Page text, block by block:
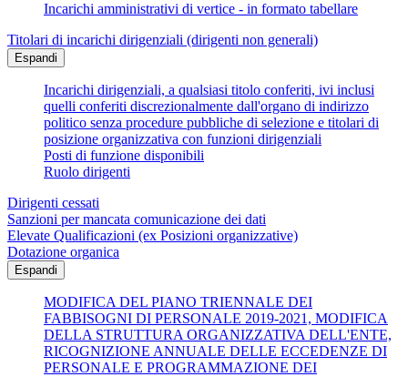
Incarichi amministrativi di vertice - in formato tabellare
Titolari di incarichi dirigenziali (dirigenti non generali)
Espandi
Incarichi dirigenziali, a qualsiasi titolo conferiti, ivi inclusi
quelli conferiti discrezionalmente dall'organo di indirizzo
politico senza procedure pubbliche di selezione e titolari di
posizione organizzativa con funzioni dirigenziali
Posti di funzione disponibili
Ruolo dirigenti
Dirigenti cessati
Sanzioni per mancata comunicazione dei dati
Elevate Qualificazioni (ex Posizioni organizzative)
Dotazione organica
Espandi
MODIFICA DEL PIANO TRIENNALE DEI
FABBISOGNI DI PERSONALE 2019-2021, MODIFICA
DELLA STRUTTURA ORGANIZZATIVA DELL'ENTE,
RICOGNIZIONE ANNUALE DELLE ECCEDENZE DI
PERSONALE E PROGRAMMAZIONE DEI